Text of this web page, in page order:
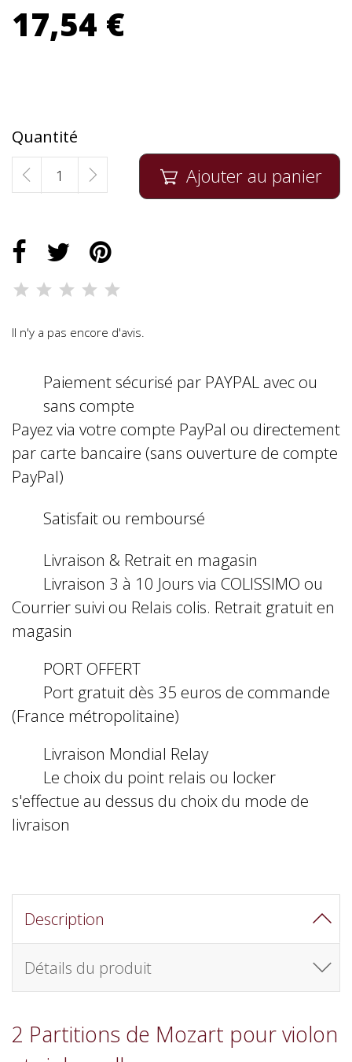
17,54 €
Quantité
 Ajouter au panier
Il n'y a pas encore d'avis.
Paiement sécurisé par PAYPAL avec ou
sans compte
Payez via votre compte PayPal ou directement
par carte bancaire (sans ouverture de compte
PayPal)
Satisfait ou remboursé
Livraison & Retrait en magasin
Livraison 3 à 10 Jours via COLISSIMO ou
Courrier suivi ou Relais colis. Retrait gratuit en
magasin
PORT OFFERT
Port gratuit dès 35 euros de commande
(France métropolitaine)
Livraison Mondial Relay
Le choix du point relais ou locker
s'effectue au dessus du choix du mode de
livraison
Description
Détails du produit
2 Partitions de Mozart pour violon